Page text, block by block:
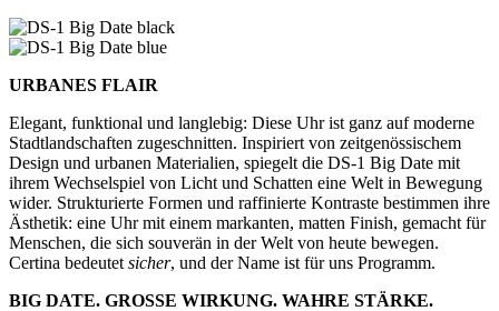
URBANES FLAIR
Elegant, funktional und langlebig: Diese Uhr ist ganz auf moderne
Stadtlandschaften zugeschnitten. Inspiriert von zeitgenössischem
Design und urbanen Materialien, spiegelt die DS-1 Big Date mit
ihrem Wechselspiel von Licht und Schatten eine Welt in Bewegung
wider. Strukturierte Formen und raffinierte Kontraste bestimmen ihre
Ästhetik: eine Uhr mit einem markanten, matten Finish, gemacht für
Menschen, die sich souverän in der Welt von heute bewegen.
Certina bedeutet sicher, und der Name ist für uns Programm.
BIG DATE. GROSSE WIRKUNG. WAHRE STÄRKE.